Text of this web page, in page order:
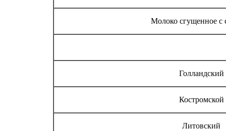
Молоко сгущенное с
Голландский
Костромской
Литовский